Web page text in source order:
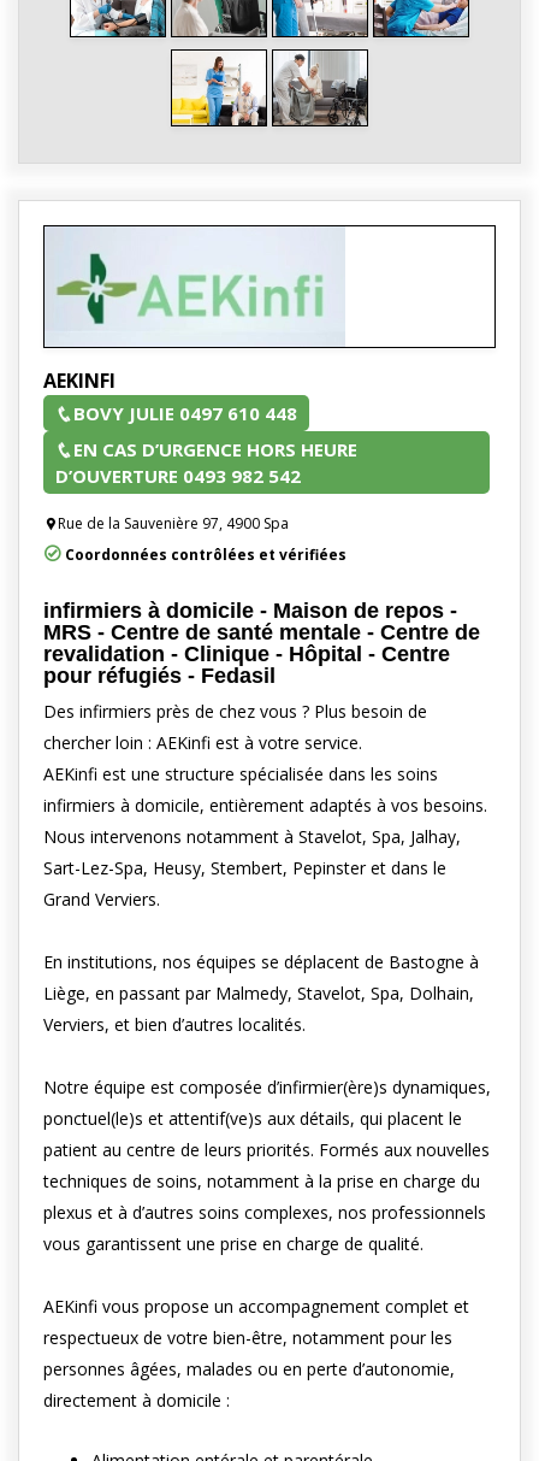
AEKINFI
BOVY JULIE 0497 610 448
EN CAS D’URGENCE HORS HEURE
D’OUVERTURE 0493 982 542
Rue de la Sauvenière 97, 4900 Spa
Coordonnées contrôlées et vérifiées
infirmiers à domicile - Maison de repos -
MRS - Centre de santé mentale - Centre de
revalidation - Clinique - Hôpital - Centre
pour réfugiés - Fedasil
Des infirmiers près de chez vous ? Plus besoin de
chercher loin : AEKinfi est à votre service.
AEKinfi est une structure spécialisée dans les soins
infirmiers à domicile, entièrement adaptés à vos besoins.
Nous intervenons notamment à Stavelot, Spa, Jalhay,
Sart-Lez-Spa, Heusy, Stembert, Pepinster et dans le
Grand Verviers.
En institutions, nos équipes se déplacent de Bastogne à
Liège, en passant par Malmedy, Stavelot, Spa, Dolhain,
Verviers, et bien d’autres localités.
Notre équipe est composée d’infirmier(ère)s dynamiques,
ponctuel(le)s et attentif(ve)s aux détails, qui placent le
patient au centre de leurs priorités. Formés aux nouvelles
techniques de soins, notamment à la prise en charge du
plexus et à d’autres soins complexes, nos professionnels
vous garantissent une prise en charge de qualité.
AEKinfi vous propose un accompagnement complet et
respectueux de votre bien-être, notamment pour les
personnes âgées, malades ou en perte d’autonomie,
directement à domicile :